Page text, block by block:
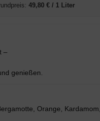
49,80 € / 1 Liter
–
genießen.
Orange, Kardamom,